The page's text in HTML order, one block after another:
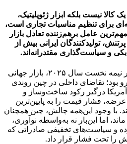
کالا نیست بلکه ابزار ژئوپلیتیک،
برای تنظیم مناسبات تجاری است،
عامل برهم‌زننده تعادل بازار
تولیدکنندگان ایرانی بیش از
و سیاست‌گذاری مقتدرانه‌اند.
به گزارش نویدصنعت نیوز؛ در نیمه نخست سال ۲۰۲۵، بازار جهانی
بود؛ تقاضای داخلی در چین روندی
درگیر رکود ساخت‌وساز و
فشار قیمت را به پایین‌ترین
با وجود این‌همه چالش، چین همچنان
اما این‌بار نه به‌واسطه نوآوری،
و سیاست‌های تخفیفی صادراتی که
را تحت فشار قرار داد.